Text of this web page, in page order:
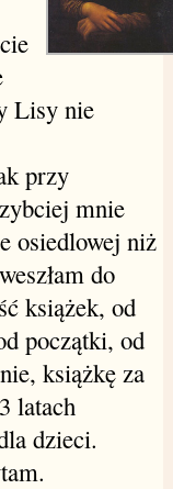
Lisy nie
przy
mnie
osiedlowej niż
do
książek, od
początki, od
książkę za
latach
dzieci.